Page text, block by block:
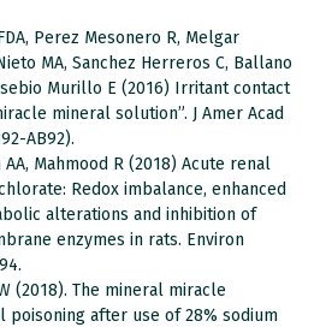
Perez Mesonero R, Melgar
MA, Sanchez Herreros C, Ballano
Murillo E (2016) Irritant contact
mineral solution”. J Amer Acad
AB92).
AA, Mahmood R (2018) Acute renal
Redox imbalance, enhanced
alterations and inhibition of
enzymes in rats. Environ
(2018). The mineral miracle
poisoning after use of 28% sodium